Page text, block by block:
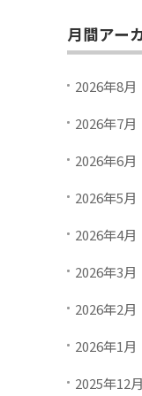
月間アー
2026年8月
2026年7月
2026年6月
2026年5月
2026年4月
2026年3月
2026年2月
2026年1月
2025年12月